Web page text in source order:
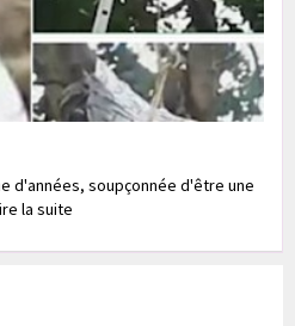
d'années, soupçonnée d'être une
la suite